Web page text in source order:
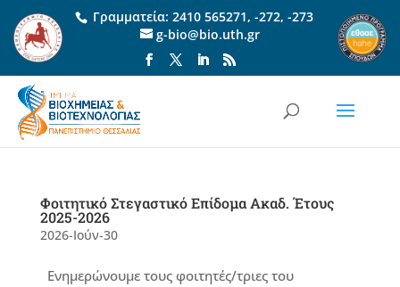
Γραμματεία: 2410 565271, -272, -273
g-bio@bio.uth.gr
Φοιτητικό Στεγαστικό Επίδομα Ακαδ. Έτους
2025-2026
2026-Ιούν-30
Ενημερώνουμε τους φοιτητές/τριες του